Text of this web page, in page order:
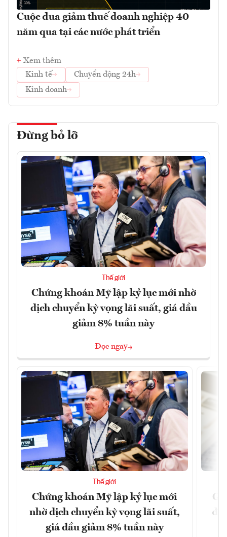
Cuộc đua giảm thuế doanh nghiệp 40
năm qua tại các nước phát triển
Xem thêm
Kinh tế
Chuyển động 24h
Kinh doanh
Đừng bỏ lỡ
Thế giới
Chứng khoán Mỹ lập kỷ lục mới nhờ
dịch chuyển kỳ vọng lãi suất, giá dầu
giảm 8% tuần này
Đọc ngay
Thế giới
Chứng khoán Mỹ lập kỷ lục mới
nhờ dịch chuyển kỳ vọng lãi suất,
giá dầu giảm 8% tuần này